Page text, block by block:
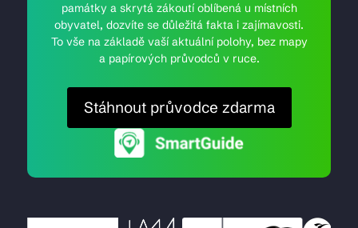
památky a skrytá zákoutí oblíbená u místních
obyvatel, dozvíte se důležitá fakta i zajímavosti.
To vše na základě vaší aktuální polohy, bez mapy
a papírových průvodců v ruce.
Stáhnout průvodce zdarma